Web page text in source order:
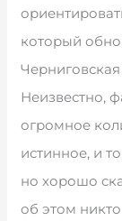
который
Неизвестно,
огромное
истинное, и
но хорошо
об этом